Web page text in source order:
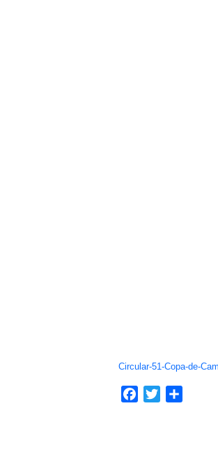
Circular-51-Copa-de-
Facebook
Twitter